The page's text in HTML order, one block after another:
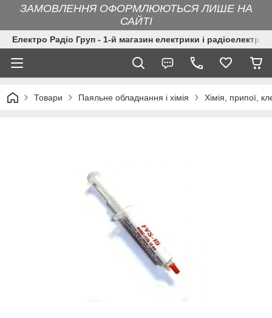
ЗАМОВЛЕННЯ ОФОРМЛЮЮТЬСЯ ЛИШЕ НА
САЙТІ
Електро Радіо Груп - 1-й магазин електрики і
Товари Паяльне обладнання і хімія Хімія, припої,